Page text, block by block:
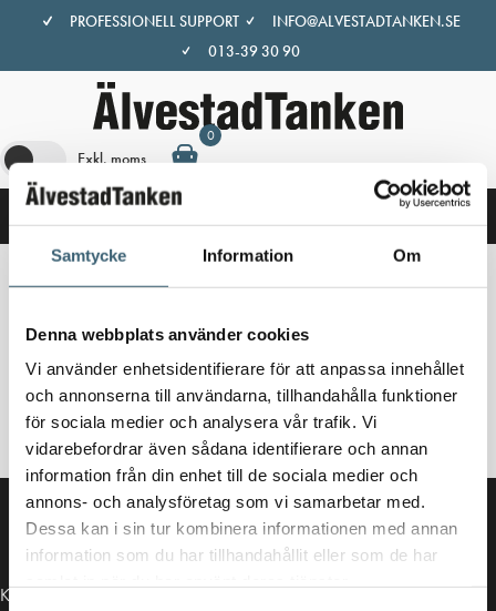
Samtycke Information Om
Denna webbplats använder cookies
Vi använder enhetsidentifierare för att anpassa innehållet
och annonserna till användarna, tillhandahålla funktioner
för sociala medier och analysera vår trafik. Vi
vidarebefordrar även sådana identifierare och annan
information från din enhet till de sociala medier och
annons- och analysföretag som vi samarbetar med.
Dessa kan i sin tur kombinera informationen med annan
information som du har tillhandahållit eller som de har
innehåll
PROFESSIONELL SUPPORT
INFO@ALVESTADTANKEN.SE
013-39 30 90
Exkl. moms
0
Hem/Butik/ Produkter märkta ”skruvanslutning”
skruvanslutning
Inga produkter hittades som motsvarar ditt val.
Kontakt